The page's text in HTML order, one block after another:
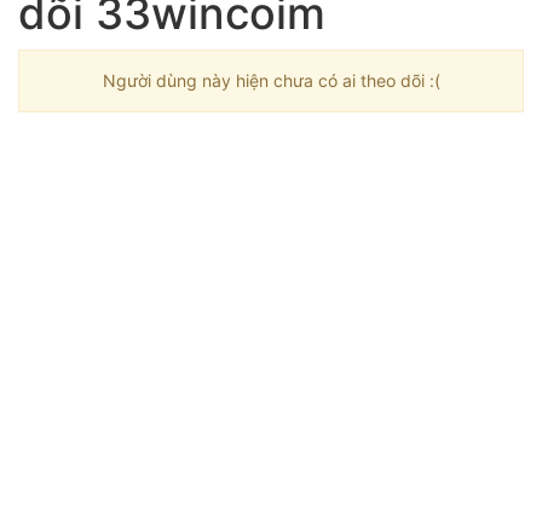
dõi 33wincoim
Người dùng này hiện chưa có ai theo dõi :(